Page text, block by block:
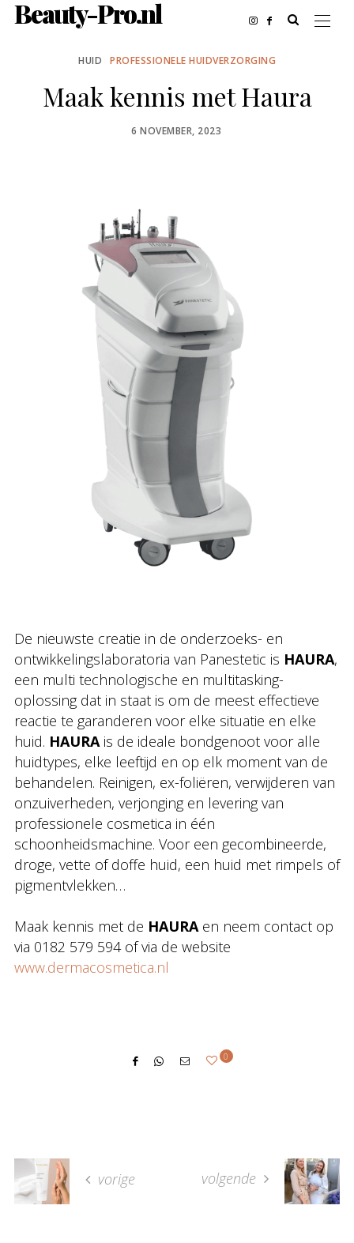
Beauty-Pro.nl
HUID PROFESSIONELE HUIDVERZORGING
Maak kennis met Haura
POSTED
6 NOVEMBER, 2023
De nieuwste creatie in de onderzoeks- en
ontwikkelingslaboratoria van Panestetic is HAURA,
een multi technologische en multitasking-
oplossing dat in staat is om de meest effectieve
reactie te garanderen voor elke situatie en elke
huid. HAURAis de ideale bondgenoot voor alle
huidtypes, elke leeftijd en op elk moment van de
behandelen. Reinigen, ex-foliëren, verwijderen van
onzuiverheden, verjonging en levering van
professionele cosmetica in één
schoonheidsmachine. Voor een gecombineerde,
droge, vette of doffe huid, een huid met rimpels of
pigmentvlekken…
Maak kennis met de HAURA en neem contact op
via 0182 579 594 of via de website
www.dermacosmetica.nl
0
vorige volgende